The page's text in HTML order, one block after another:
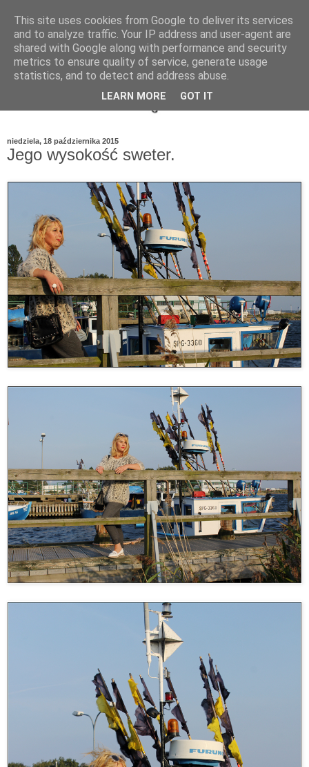
niedziela, 18 października 2015
Jego wysokość sweter.
This site uses cookies from Google to deliver its services
and to analyze traffic. Your IP address and user-agent are
shared with Google along with performance and security
metrics to ensure quality of service, generate usage
statistics, and to detect and address abuse.
LEARN MORE GOT IT